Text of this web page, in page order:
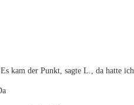
kam der Punkt, sagte L., da hatte